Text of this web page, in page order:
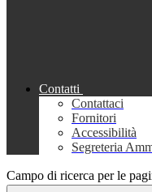
Contatti
Contattaci
Fornitori
Accessibilità
Segreteria
Campo di ricerca per le